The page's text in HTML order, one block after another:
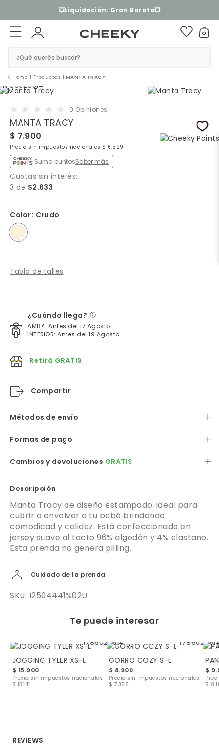
💥Liquidación: Gran Barata💥
¿Qué querés buscar?
Home | Productos | MANTA TRACY
0 Opiniones
MANTA TRACY
$ 7.900
Precio sin impuestos nacionales $ 6.529
Suma puntosSaber más
Cuotas sin interés:
3 de $2.633
Color: Crudo
Tabla de talles
¿Cuándo llega?
AMBA: Antes del 17 Agosto
INTERIOR: Antes del 19 Agosto
Retirá GRATIS
Compartir
Métodos de envío
Formas de pago
Cambios y devoluciones GRATIS
Descripción
Manta Tracy de diseño estampado, ideal para
cubrir o envolver a tu bebé brindando
comodidad y calidez. Está confeccionado en
jersey suave al tacto 96% algodón y 4% elastano.
Esta prenda no genera pilling.
Cuidado de la prenda
SKU: I2504441%02U
Te puede interesar
JOGGING TYLER XS-L
$ 15.900
Precio sin impuestos nacionales
$ 13.141
GORRO COZY S-L
$ 8.900
Precio sin impuestos nacionales
$ 7.355
$
$
REVIEWS